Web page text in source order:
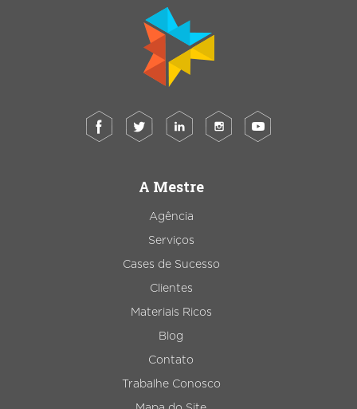
A Mestre
Agência
Serviços
Cases de Sucesso
Clientes
Materiais Ricos
Blog
Contato
Trabalhe Conosco